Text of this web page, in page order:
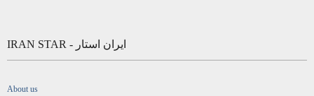
IRAN STAR - ایران استار
About us